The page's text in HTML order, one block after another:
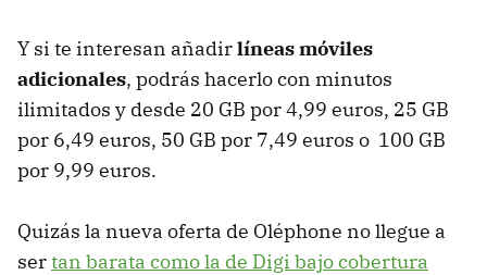
Y si te interesan añadirlíneas móviles
adicionales, podrás hacerlo con minutos
ilimitados y desde 20 GB por 4,99 euros, 25 GB
por 6,49 euros, 50 GB por 7,49 euros o 100 GB
por 9,99 euros.
Quizás la nueva oferta de Oléphone no llegue a
sertan barata como la de Digi bajo cobertura